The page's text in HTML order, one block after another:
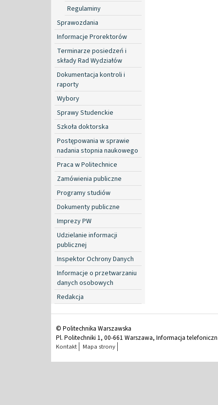
Regulaminy
Sprawozdania
Informacje Prorektorów
Terminarze posiedzeń i
składy Rad Wydziałów
Dokumentacja kontroli i
raporty
Wybory
Sprawy Studenckie
Szkoła doktorska
Postępowania w sprawie
nadania stopnia naukowego
Praca w Politechnice
Zamówienia publiczne
Programy studiów
Dokumenty publiczne
Imprezy PW
Udzielanie informacji
publicznej
Inspektor Ochrony Danych
Informacje o przetwarzaniu
danych osobowych
Redakcja
© Politechnika Warszawska
Pl. Politechniki 1, 00-661 Warszawa, Informacja
Kontakt Mapa strony